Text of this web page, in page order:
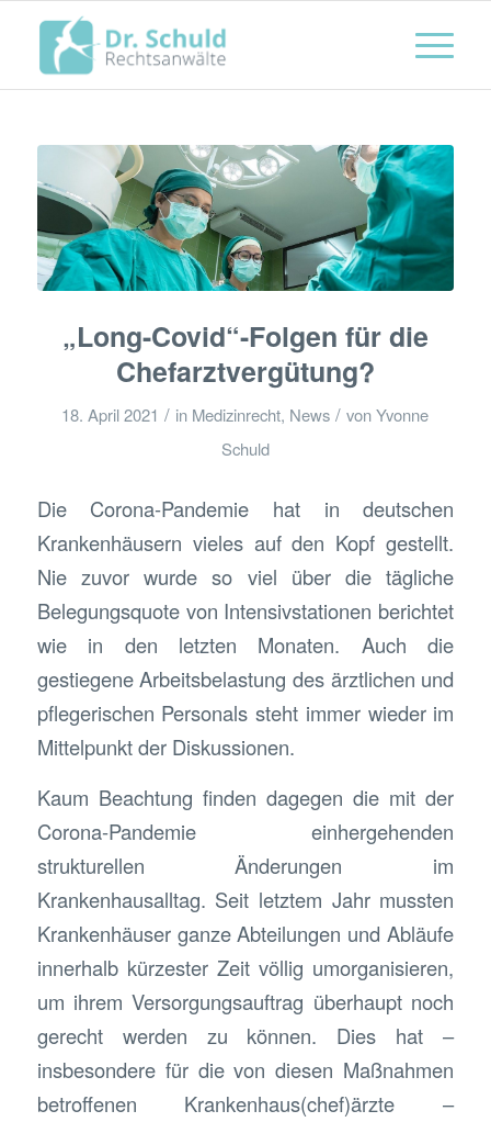
„Long-Covid“-Folgen für die
Chefarztvergütung?
18. April 2021 / in Medizinrecht, News / vonYvonne
Schuld
Die Corona-Pandemie hat in deutschen
Krankenhäusern vieles auf den Kopf gestellt.
Nie zuvor wurde so viel über die tägliche
Belegungsquote von Intensivstationen berichtet
wie in den letzten Monaten. Auch die
gestiegene Arbeitsbelastung des ärztlichen und
pflegerischen Personals steht immer wieder im
Mittelpunkt der Diskussionen.
Kaum Beachtung finden dagegen die mit der
Corona-Pandemie einhergehenden
strukturellen Änderungen im
Krankenhausalltag. Seit letztem Jahr mussten
Krankenhäuser ganze Abteilungen und Abläufe
innerhalb kürzester Zeit völlig umorganisieren,
um ihrem Versorgungsauftrag überhaupt noch
gerecht werden zu können. Dies hat –
insbesondere für die von diesen Maßnahmen
betroffenen Krankenhaus(chef)ärzte –